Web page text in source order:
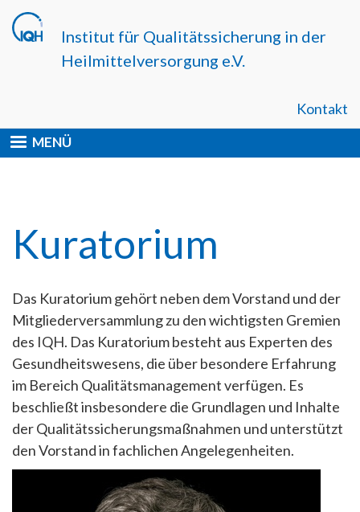
Direkt
zum
Institut für Qualitätssicherung in der
Heilmittelversorgung e.V.
Kontakt
MENÜ
Kuratorium
Das Kuratorium gehört neben dem Vorstand und der
Mitgliederversammlung zu den wichtigsten Gremien
des IQH. Das Kuratorium besteht aus Experten des
Gesundheitswesens, die über besondere Erfahrung
im Bereich Qualitätsmanagement verfügen. Es
beschließt insbesondere die Grundlagen und Inhalte
der Qualitätssicherungsmaßnahmen und unterstützt
den Vorstand in fachlichen Angelegenheiten.